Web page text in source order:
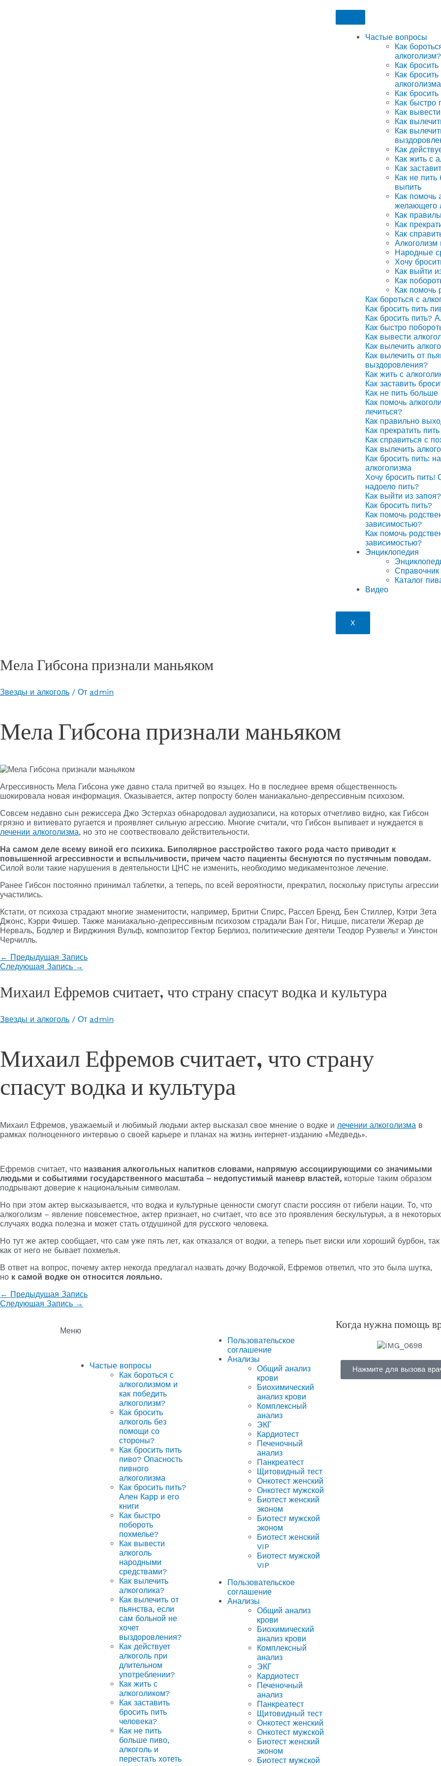
Частые вопросы
Как
алкоголизм?
Как
Как
алкоголизма
Как
Как быстро
Как
Как
Как
Как
Как жить с
Как
Как не пить
выпить
Как помочь
желающего
Как
Как
Как
Народные
Хочу
Как выйти
Как
Как помочь
Как бороться с
Как бросить пить
Как бросить пить?
Как быстро
Как вывести
Как вылечить
Как вылечить от
выздоровления?
Как жить с
Как заставить
Как не пить больше
Как помочь
лечиться?
Как правильно
Как прекратить
Как справиться с
Как вылечить
Как бросить пить:
алкоголизма
Хочу бросить пить!
надоело пить?
Как выйти из запоя?
Как бросить пить?
Как помочь
зависимостью?
Как помочь
зависимостью?
Энциклопедия
Справочник
Каталог
Видео
X
Мела Гибсона признали маньяком
Звезды и алкоголь / От admin
Мела Гибсона признали маньяком
Агрессивность Мела Гибсона уже давно стала притчей во языцех. Но в последнее время общественность
шокировала новая информация. Оказывается, актер попросту болен маниакально-депрессивным психозом.
Совсем недавно сын режиссера Джо Эстерхаз обнародовал аудиозаписи, на которых отчетливо видно, как Гибсон
грязно и витиевато ругается и проявляет сильную агрессию. Многие считали, что Гибсон выпивает и нуждается в
лечении алкоголизма, но это не соотвествовало действительности.
На самом деле всему виной его психика. Биполярное расстройство такого рода часто приводит к
повышенной агрессивности и вспыльчивости, причем часто пациенты беснуются по пустячным поводам.
Силой воли такие нарушения в деятельности ЦНС не изменить, необходимо медикаментозное лечение.
Ранее Гибсон постоянно принимал таблетки, а теперь, по всей вероятности, прекратил, поскольку приступы агрессии
участились.
Кстати, от психоза страдают многие знаменитости, например, Бритни Спирс, Рассел Бренд, Бен Стиллер, Кэтри Зета
Джонс, Кэрри Фишер. Также маниакально-депрессивным психозом страдали Ван Гог, Ницше, писатели Жерар де
Нерваль, Бодлер и Вирджиния Вульф, композитор Гектор Берлиоз, политические деятели Теодор Рузвельт и Уинстон
Черчилль.
← Предыдущая Запись
Следующая Запись →
Михаил Ефремов считает, что страну спасут водка и культура
Звезды и алкоголь / От admin
Михаил Ефремов считает, что страну
спасут водка и культура
Михаил Ефремов, уважаемый и любимый людьми актер высказал свое мнение о водке и лечении алкоголизма в
рамках полноценного интервью о своей карьере и планах на жизнь интернет-изданию «Медведь».
Ефремов считает, что названия алкогольных напитков словами, напрямую ассоциирующими со значимыми
людьми и событиями государственного масштаба – недопустимый маневр властей, которые таким образом
подрывают доверие к национальным символам.
Но при этом актер высказывается, что водка и культурные ценности смогут спасти россиян от гибели нации. То, что
алкоголизм – явление повсеместное, актер признает, но считает, что все это проявления бескультурья, а в некоторых
случаях водка полезна и может стать отдушиной для русского человека.
Но тут же актер сообщает, что сам уже пять лет, как отказался от водки, а теперь пьет виски или хороший бурбон, так
как от него не бывает похмелья.
В ответ на вопрос, почему актер некогда предлагал назвать дочку Водочкой, Ефремов ответил, что это была шутка,
но к самой водке он относится лояльно.
← Предыдущая Запись
Следующая Запись →
Меню
Частые вопросы
Как бороться с
алкоголизмом и
как победить
алкоголизм?
Как бросить
алкоголь без
помощи со
стороны?
Как бросить пить
пиво? Опасность
пивного
алкоголизма
Как бросить пить?
Ален Карр и его
книги
Как быстро
побороть
похмелье?
Как вывести
алкоголь
народными
средствами?
Как вылечить
алкоголика?
Как вылечить от
пьянства, если
сам больной не
хочет
выздоровления?
Как действует
алкоголь при
длительном
употреблении?
Как жить с
алкоголиком?
Как заставить
бросить пить
человека?
Как не пить
больше пиво,
алкоголь и
перестать хотеть
Пользовательское
соглашение
Анализы
Общий анализ
крови
Биохимический
анализ крови
Комплексный
анализ
ЭКГ
Кардиотест
Печеночный
анализ
Панкреатест
Щитовидный тест
Онкотест женский
Онкотест мужской
Биотест женский
эконом
Биотест мужской
эконом
Биотест женский
VIP
Биотест мужской
VIP
Пользовательское
соглашение
Анализы
Общий анализ
крови
Биохимический
анализ крови
Комплексный
анализ
ЭКГ
Кардиотест
Печеночный
анализ
Панкреатест
Щитовидный тест
Онкотест женский
Онкотест мужской
Биотест женский
эконом
Биотест мужской
Когда нужна помощь
Нажмите для вызова